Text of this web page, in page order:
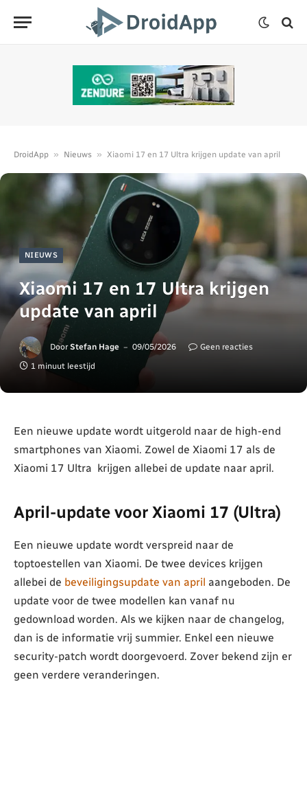
DroidApp » Nieuws » Xiaomi 17 en 17 Ultra krijgen update van april
NIEUWS
Xiaomi 17 en 17 Ultra krijgen
update van april
Door Stefan Hage 09/05/2026
Geen reacties
1 minuut leestijd
Een nieuwe update wordt uitgerold naar de high-end
smartphones van Xiaomi. Zowel de Xiaomi 17 als de
Xiaomi 17 Ultra krijgen allebei de update naar april.
April-update voor Xiaomi 17 (Ultra)
Een nieuwe update wordt verspreid naar de
toptoestellen van Xiaomi. De twee devices krijgen
allebei de beveiligingsupdate van april aangeboden. De
update voor de twee modellen kan vanaf nu
gedownload worden. Als we kijken naar de changelog,
dan is de informatie vrij summier. Enkel een nieuwe
security-patch wordt doorgevoerd. Zover bekend zijn er
geen verdere veranderingen.